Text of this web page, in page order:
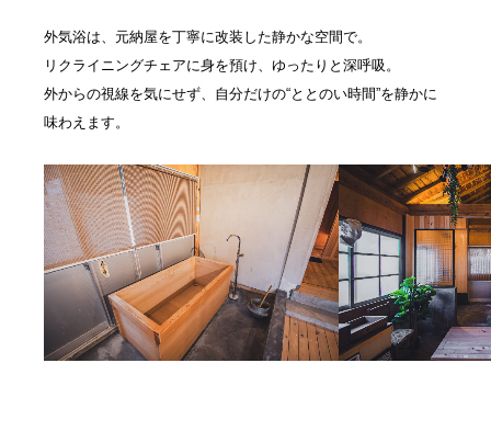
外気浴は、元納屋を丁寧に改装した静かな空間で。
リクライニングチェアに身を預け、ゆったりと深呼吸。
外からの視線を気にせず、自分だけの“ととのい時間”を静かに
味わえます。